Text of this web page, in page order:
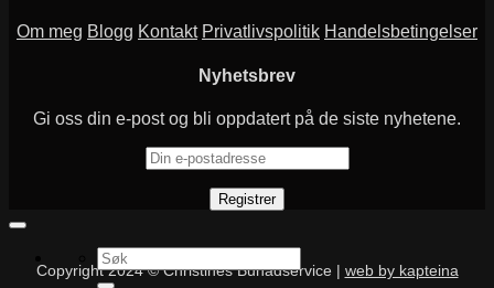
Om meg Blogg Kontakt Privatlivspolitik Handelsbetingelser
Nyhetsbrev
Gi oss din e-post og bli oppdatert på de siste nyhetene.
Copyright 2024 © Christines Bunadservice | web by kapteina
Søk
etter: